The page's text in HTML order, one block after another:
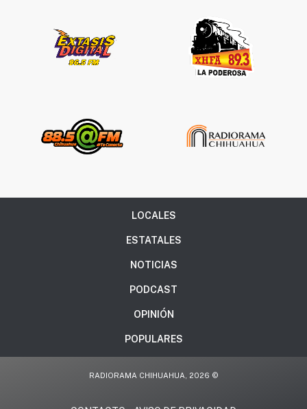
LOCALES
ESTATALES
NOTICIAS
PODCAST
OPINIÓN
POPULARES
RADIORAMA CHIHUAHUA, 2026 ©